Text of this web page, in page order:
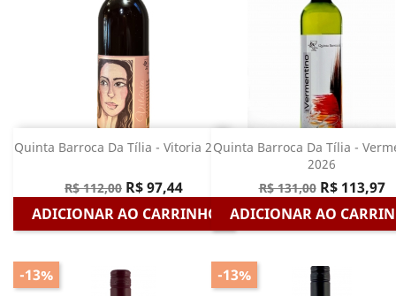
Quinta Barroca Da Tília - Vitoria 2026
R$ 112,00 R$ 97,44
ADICIONAR AO CARRINHO
Quinta Barroca Da Tília -
2026
R$ 131,00 R$ 113,97
ADICIONAR AO
-13% -13%